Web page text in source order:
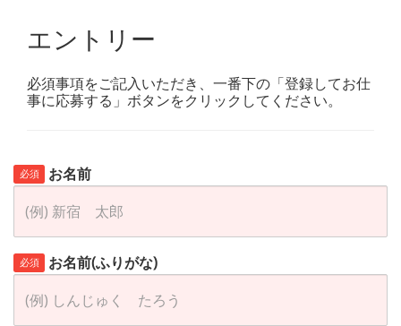
エントリー
必須事項をご記入いただき、一番下の「登録してお仕
事に応募する」ボタンをクリックしてください。
必須 お名前
必須 お名前(ふりがな)